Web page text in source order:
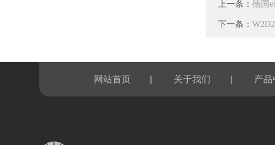
上一条： 德国
下一条：
网站首页 | 关于我们 | 产品